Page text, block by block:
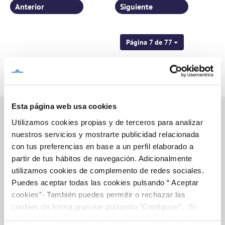
Esta página web usa cookies
Utilizamos cookies propias y de terceros para analizar
nuestros servicios y mostrarte publicidad relacionada
con tus preferencias en base a un perfil elaborado a
partir de tus hábitos de navegación. Adicionalmente
utilizamos cookies de complemento de redes sociales.
Puedes aceptar todas las cookies pulsando “ Aceptar
cookies”· También puedes permitir o rechazar las
cookies de forma granular pulsando “Configurar”. Si
Página 7 de 77
Anterior Siguiente
Inicio
Gestiones Online